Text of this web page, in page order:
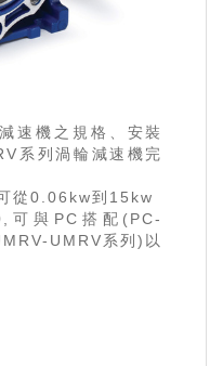
速機之規格、安裝
系列渦輪減速機完
從0.06kw到15kw
可與PC搭配(PC-
UMRV系列)以